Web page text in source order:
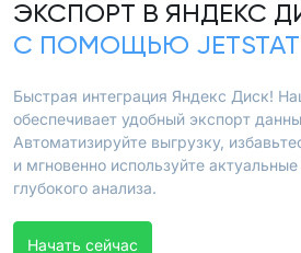
ЭКСПОРТ В ЯНДЕКС
С ПОМОЩЬЮ JETSTAT
Быстрая интеграция Яндекс Диск!
обеспечивает удобный экспорт
Автоматизируйте выгрузку,
и мгновенно используйте
глубокого анализа.
Начать сейчас